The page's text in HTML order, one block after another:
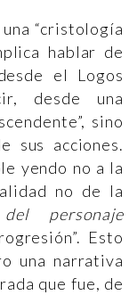
“cristología
hablar de
el Logos
desde una
sino
sus acciones.
yendo no a la
no de la
del personaje
Esto
una narrativa
que fue, de